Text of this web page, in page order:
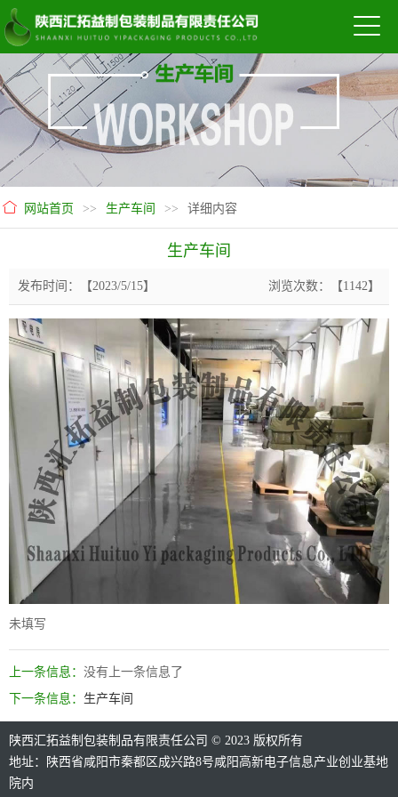
网站首页 >> 生产车间 >> 详细内容
生产车间
发布时间：【2023/5/15】 浏览次数：【1142】
未填写
上一条信息： 没有上一条信息了
下一条信息： 生产车间
陕西汇拓益制包装制品有限责任公司 © 2023 版权所有
地址：陕西省咸阳市秦都区成兴路8号咸阳高新电子信息产业创业基地
院内